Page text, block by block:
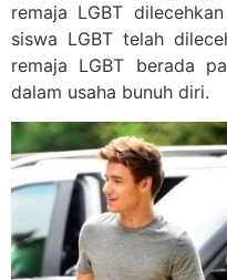
remaja LGBT
siswa LGBT telah
remaja LGBT berada
dalam usaha bunuh diri.